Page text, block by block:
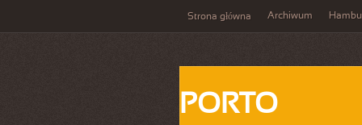
Strona główna Archiwum
PORTO